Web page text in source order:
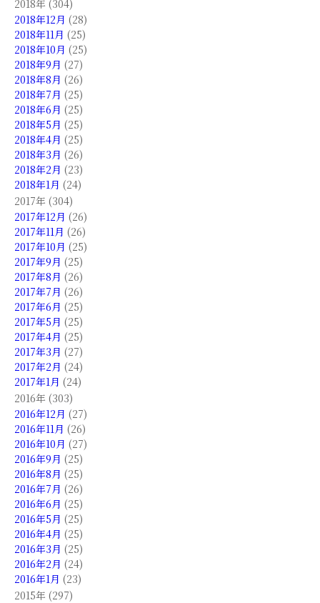
2018年 (304)
2018年12月 (28)
2018年11月 (25)
2018年10月 (25)
2018年9月 (27)
2018年8月 (26)
2018年7月 (25)
2018年6月 (25)
2018年5月 (25)
2018年4月 (25)
2018年3月 (26)
2018年2月 (23)
2018年1月 (24)
2017年 (304)
2017年12月 (26)
2017年11月 (26)
2017年10月 (25)
2017年9月 (25)
2017年8月 (26)
2017年7月 (26)
2017年6月 (25)
2017年5月 (25)
2017年4月 (25)
2017年3月 (27)
2017年2月 (24)
2017年1月 (24)
2016年 (303)
2016年12月 (27)
2016年11月 (26)
2016年10月 (27)
2016年9月 (25)
2016年8月 (25)
2016年7月 (26)
2016年6月 (25)
2016年5月 (25)
2016年4月 (25)
2016年3月 (25)
2016年2月 (24)
2016年1月 (23)
2015年 (297)